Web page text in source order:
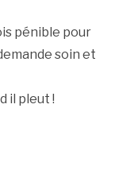
pénible pour
soin et
il pleut !